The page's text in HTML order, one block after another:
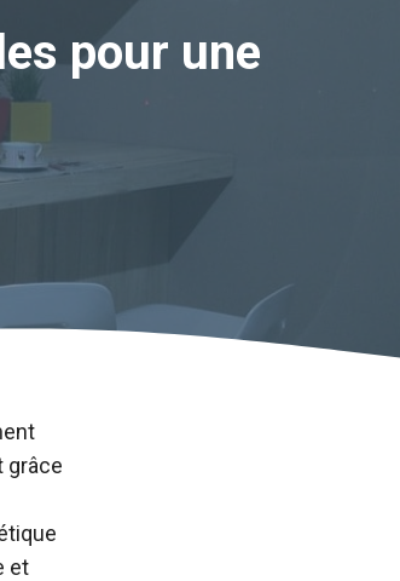
pour une
grâce
et